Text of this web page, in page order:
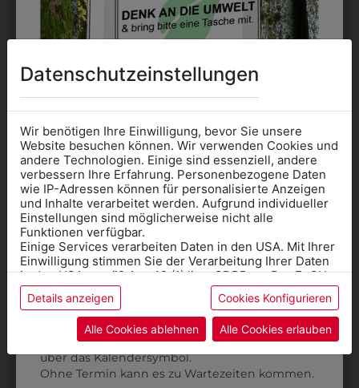
DAS KÖNNTE IHNEN
AUCH GEFALLEN
Datenschutzeinstellungen
Wir benötigen Ihre Einwilligung, bevor Sie unsere
Website besuchen können. Wir verwenden Cookies und
andere Technologien. Einige sind essenziell, andere
verbessern Ihre Erfahrung. Personenbezogene Daten
wie IP-Adressen können für personalisierte Anzeigen
und Inhalte verarbeitet werden. Aufgrund individueller
Einstellungen sind möglicherweise nicht alle
Funktionen verfügbar.
Einige Services verarbeiten Daten in den USA. Mit Ihrer
Einwilligung stimmen Sie der Verarbeitung Ihrer Daten
in den USA gemäß Art. 49 (1) lit. a GDPR zu. Der EuGH
stuft die USA als Land mit unzureichendem Datenschutz
ein, und es besteht das Risiko, dass US-Behörden
Daten ohne Klagemöglichkeit für Europäer überwachen.
Datenschutzerklärungbzw. im
Details anzeigen Cookies Konfigurieren
Alle Cookies ablehnen Alle Cookies erlauben
Informationen wenn Sie
Kleidung
für die SCHULE
benötigen
Online Shop: Klick auf SCHULE in der
Kategorie und die richtige Schule auswählen.
AnprobeVorort im Geschäft: Termin buchen
über das Kalendersymbol.
Ohne Termin kann es zu Wartezeiten kommen.